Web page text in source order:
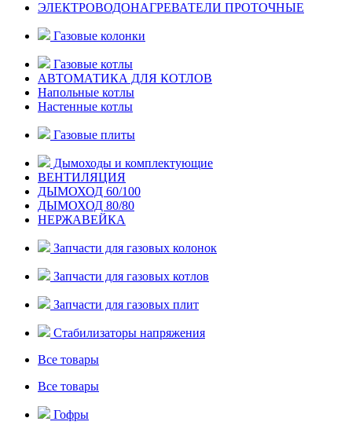
ЭЛЕКТРОВОДОНАГРЕВАТЕЛИ ПРОТОЧНЫЕ
Газовые колонки
Газовые котлы
АВТОМАТИКА ДЛЯ КОТЛОВ
Напольные котлы
Настенные котлы
Газовые плиты
Дымоходы и комплектующие
ВЕНТИЛЯЦИЯ
ДЫМОХОД 60/100
ДЫМОХОД 80/80
НЕРЖАВЕЙКА
Запчасти для газовых колонок
Запчасти для газовых котлов
Запчасти для газовых плит
Стабилизаторы напряжения
Все товары
Все товары
Гофры